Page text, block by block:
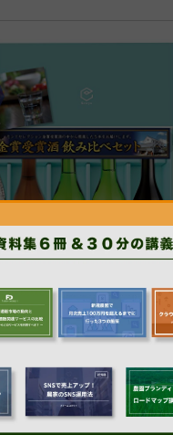
プレゼント 日本酒 詰合
ト セット 日本酒 飲み比
ト サファイア 300ml ✕ 5